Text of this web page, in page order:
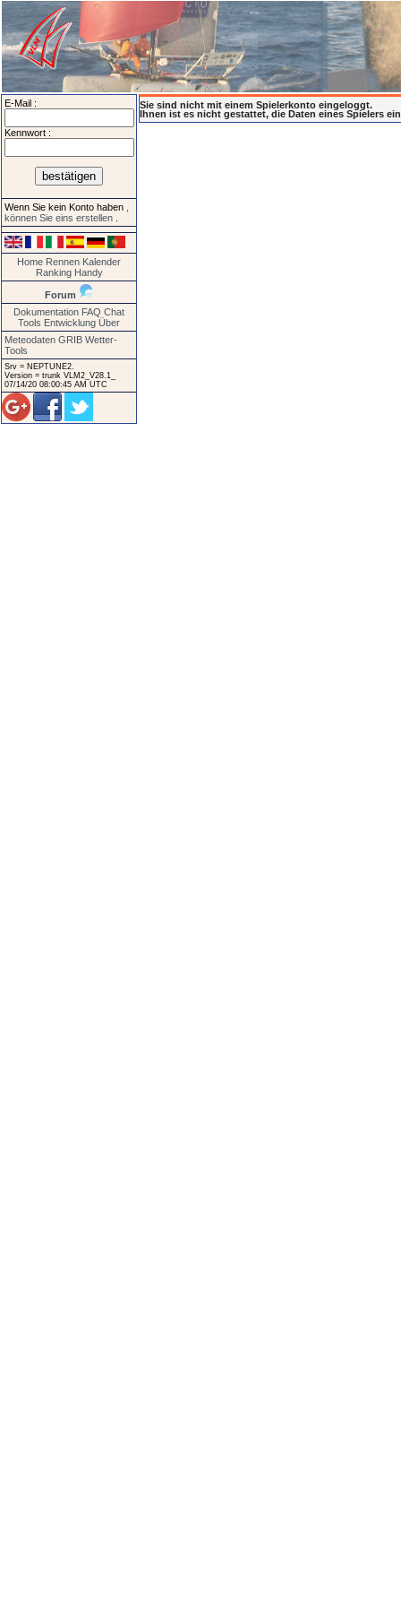
E-Mail :
Kennwort :
Wenn Sie kein Konto haben
können Sie eins erstellen
Home Rennen Kalender
Ranking Handy
Forum
Dokumentation FAQ Chat
Tools Entwicklung Über
Meteodaten GRIB Wetter-
Tools
Srv = NEPTUNE2.
Version = trunk VLM2_V28.1_
07/14/20 08:00:45 AM UTC
Sie sind nicht mit einem Spielerkonto eingeloggt.
Ihnen ist es nicht gestattet, die Daten eines Spielers